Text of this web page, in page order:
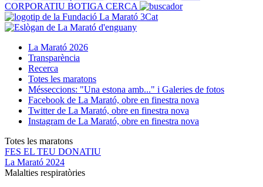
CORPORATIU BOTIGA CERCA
La Marató 2026
Transparència
Recerca
Totes les maratons
Mésseccions: "Una estona amb..." i Galeries de fotos
Facebook de La Marató, obre en finestra nova
Twitter de La Marató, obre en finestra nova
Instagram de La Marató, obre en finestra nova
Totes les maratons
FES EL TEU DONATIU
La Marató 2024
Malalties respiratòries